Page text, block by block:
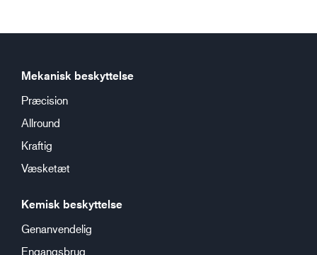
Mekanisk beskyttelse
Præcision
Allround
Kraftig
Væsketæt
Kemisk beskyttelse
Genanvendelig
Engangsbrug